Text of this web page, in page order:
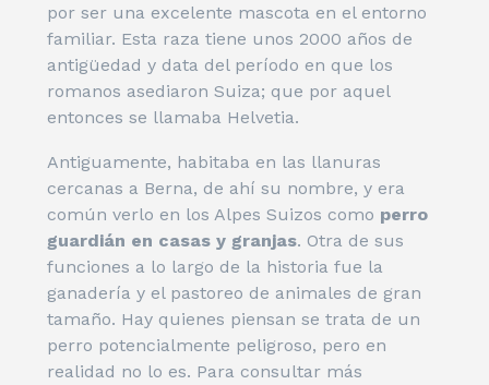
por ser una excelente mascota en el entorno
familiar. Esta raza tiene unos 2000 años de
antigüedad y data del período en que los
romanos asediaron Suiza; que por aquel
entonces se llamaba Helvetia.
Antiguamente, habitaba en las llanuras
cercanas a Berna, de ahí su nombre, y era
común verlo en los Alpes Suizos como perro
guardián en casas y granjas. Otra de sus
funciones a lo largo de la historia fue la
ganadería y el pastoreo de animales de gran
tamaño. Hay quienes piensan se trata de un
perro potencialmente peligroso, pero en
realidad no lo es. Para consultar más